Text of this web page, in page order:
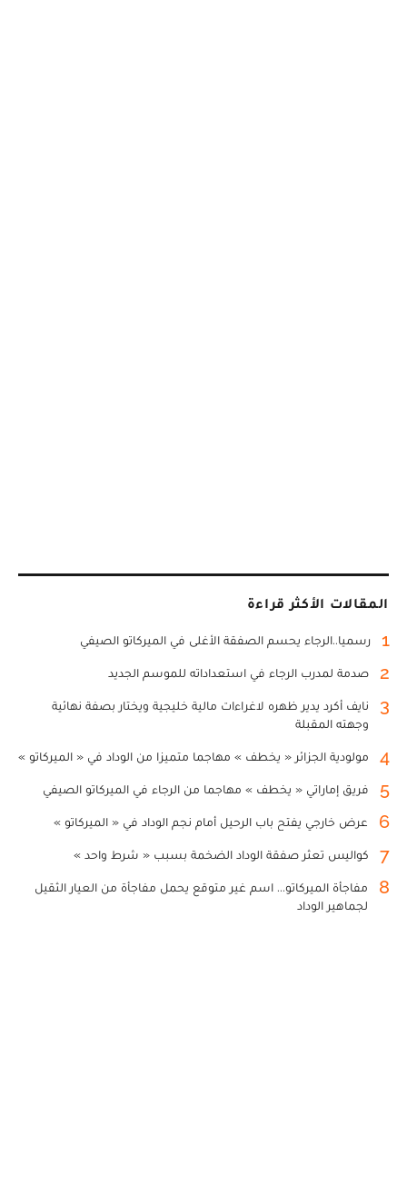
المقالات الأكثر قراءة
1 رسميا..الرجاء يحسم الصفقة الأغلى في الميركاتو الصيفي
2 صدمة لمدرب الرجاء في استعداداته للموسم الجديد
3
نايف أكرد يدير ظهره لاغراءات مالية خليجية ويختار بصفة نهائية
وجهته المقبلة
4 مولودية الجزائر « يخطف » مهاجما متميزا من الوداد في « الميركاتو »
5 فريق إماراتي « يخطف » مهاجما من الرجاء في الميركاتو الصيفي
6 عرض خارجي يفتح باب الرحيل أمام نجم الوداد في « الميركاتو »
7 كواليس تعثر صفقة الوداد الضخمة بسبب « شرط واحد »
8
مفاجأة الميركاتو... اسم غير متوقع يحمل مفاجأة من العيار الثقيل
لجماهير الوداد